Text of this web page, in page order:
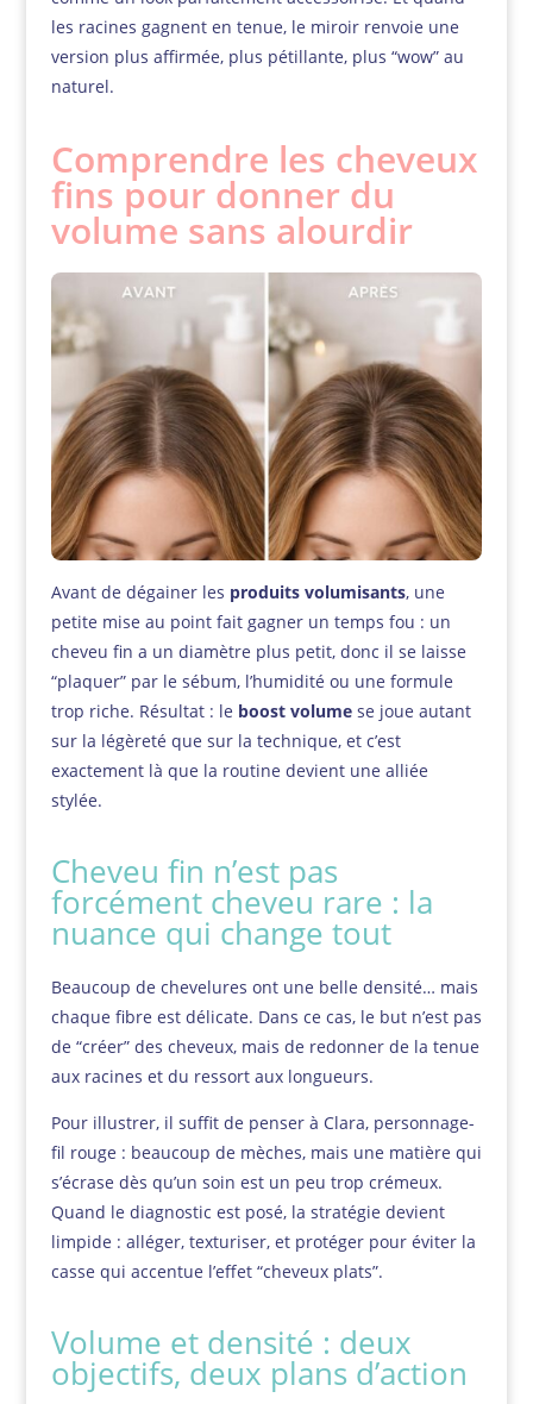
les racines gagnent en tenue, le miroir renvoie une
version plus affirmée, plus pétillante, plus “wow” au
naturel.
Comprendre les cheveux
fins pour donner du
volume sans alourdir
Avant de dégainer les produits volumisants, une
petite mise au point fait gagner un temps fou : un
cheveu fin a un diamètre plus petit, donc il se laisse
“plaquer” par le sébum, l’humidité ou une formule
trop riche. Résultat : le boost volumese joue autant
sur la légèreté que sur la technique, et c’est
exactement là que la routine devient une alliée
stylée.
Cheveu fin n’est pas
forcément cheveu rare : la
nuance qui change tout
Beaucoup de chevelures ont une belle densité… mais
chaque fibre est délicate. Dans ce cas, le but n’est pas
de “créer” des cheveux, mais de redonner de la tenue
aux racines et du ressort aux longueurs.
Pour illustrer, il suffit de penser à Clara, personnage-
fil rouge : beaucoup de mèches, mais une matière qui
s’écrase dès qu’un soin est un peu trop crémeux.
Quand le diagnostic est posé, la stratégie devient
limpide : alléger, texturiser, et protéger pour éviter la
casse qui accentue l’effet “cheveux plats”.
Volume et densité : deux
objectifs, deux plans d’action